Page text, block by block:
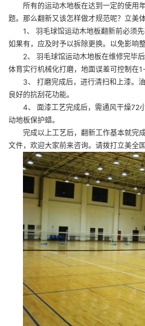
所有的运动木地板在达到一定的使用
题。那么翻新又该怎样做才规范呢？立美
1、 羽毛球馆运动木地板翻新前必须
如果有，应及时予以拆除更换。以免影响
2、 羽毛球馆运动木地板在维修完毕
体育实行机械化打磨，地面误差可控制在
3、 打磨完成后，进行清扫和上漆。
良好的抗刮花功能。
4、 面漆工艺完成后，需通风干燥72
动地板保护蜡。
完成以上工艺后，翻新工作基本就完
文件，欢迎大家前来咨询。请拨打立美全国